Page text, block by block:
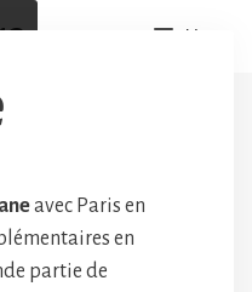
Menu
avec Paris en
en
partie de